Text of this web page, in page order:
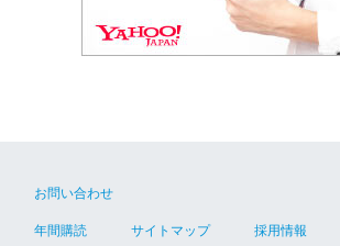
お問い合わせ
年間購読 サイトマップ 採用情報